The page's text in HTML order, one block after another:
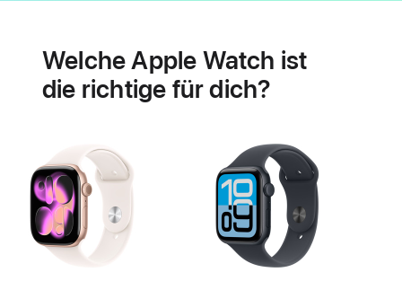
Herzgesundheit
Welche Apple Watch ist
die richtige für dich?